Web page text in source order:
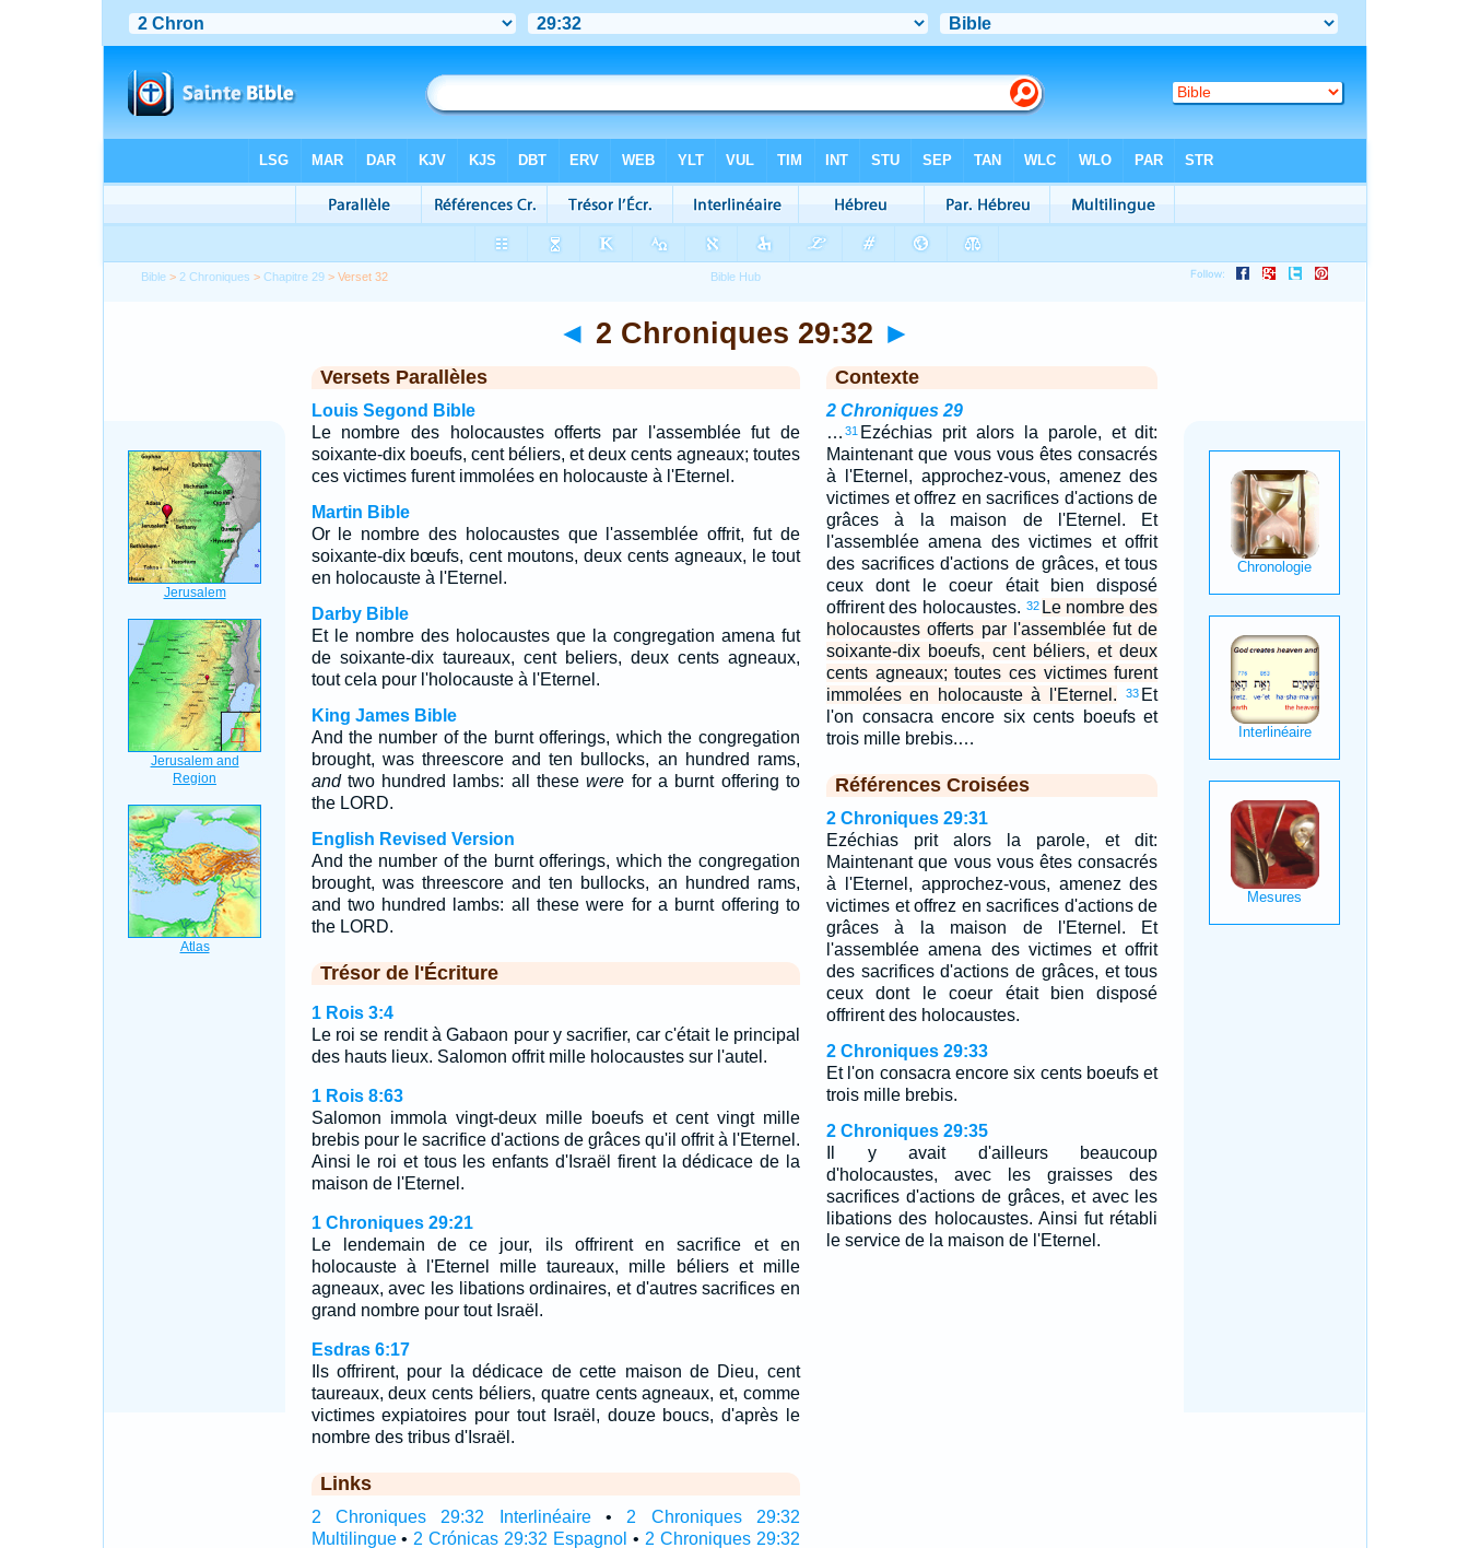
Bible > 2 Chroniques >Chapitre 29 > Verset 32
◄ 2 Chroniques 29:32 ►
Versets Parallèles
Louis Segond Bible
Le nombre des holocaustes offerts par l'assemblée fut de
soixante-dix boeufs, cent béliers, et deux cents agneaux; toutes
ces victimes furent immolées en holocauste à l'Eternel.
Martin Bible
Or le nombre des holocaustes que l'assemblée offrit, fut de
soixante-dix bœufs, cent moutons, deux cents agneaux, le tout
en holocauste à l'Eternel.
Darby Bible
Et le nombre des holocaustes que la congregation amena fut
de soixante-dix taureaux, cent beliers, deux cents agneaux,
tout cela pour l'holocauste à l'Eternel.
King James Bible
And the number of the burnt offerings, which the congregation
brought, was threescore and ten bullocks, an hundred rams,
andtwo hundred lambs: all thesewere for a burnt offering to
the LORD.
English Revised Version
And the number of the burnt offerings, which the congregation
brought, was threescore and ten bullocks, an hundred rams,
and two hundred lambs: all these were for a burnt offering to
the LORD.
Trésor de l'Écriture
1 Rois 3:4
Le roi se rendit à Gabaon pour y sacrifier, car c'était le principal
des hauts lieux. Salomon offrit mille holocaustes sur l'autel.
1 Rois 8:63
Salomon immola vingt-deux mille boeufs et cent vingt mille
brebis pour le sacrifice d'actions de grâces qu'il offrit à l'Eternel.
Ainsi le roi et tous les enfants d'Israël firent la dédicace de la
maison de l'Eternel.
1 Chroniques 29:21
Le lendemain de ce jour, ils offrirent en sacrifice et en
holocauste à l'Eternel mille taureaux, mille béliers et mille
agneaux, avec les libations ordinaires, et d'autres sacrifices en
grand nombre pour tout Israël.
Esdras 6:17
Ils offrirent, pour la dédicace de cette maison de Dieu, cent
taureaux, deux cents béliers, quatre cents agneaux, et, comme
victimes expiatoires pour tout Israël, douze boucs, d'après le
nombre des tribus d'Israël.
Links
2 Chroniques 29:32 Interlinéaire• 2 Chroniques 29:32
Multilingue• 2 Crónicas 29:32 Espagnol • 2 Chroniques 29:32
Contexte
2 Chroniques 29
… 31 Ezéchias prit alors la parole, et dit:
Maintenant que vous vous êtes consacrés
à l'Eternel, approchez-vous, amenez des
victimes et offrez en sacrifices d'actions de
grâces à la maison de l'Eternel. Et
l'assemblée amena des victimes et offrit
des sacrifices d'actions de grâces, et tous
ceux dont le coeur était bien disposé
offrirent des holocaustes. 32 Le nombre des
holocaustes offerts par l'assemblée fut de
soixante-dix boeufs, cent béliers, et deux
cents agneaux; toutes ces victimes furent
immolées en holocauste à l'Eternel.
33 Et
l'on consacra encore six cents boeufs et
trois mille brebis.…
Références Croisées
2 Chroniques 29:31
Ezéchias prit alors la parole, et dit:
Maintenant que vous vous êtes consacrés
à l'Eternel, approchez-vous, amenez des
victimes et offrez en sacrifices d'actions de
grâces à la maison de l'Eternel. Et
l'assemblée amena des victimes et offrit
des sacrifices d'actions de grâces, et tous
ceux dont le coeur était bien disposé
offrirent des holocaustes.
2 Chroniques 29:33
Et l'on consacra encore six cents boeufs et
trois mille brebis.
2 Chroniques 29:35
Il y avait d'ailleurs beaucoup
d'holocaustes, avec les graisses des
sacrifices d'actions de grâces, et avec les
libations des holocaustes. Ainsi fut rétabli
le service de la maison de l'Eternel.